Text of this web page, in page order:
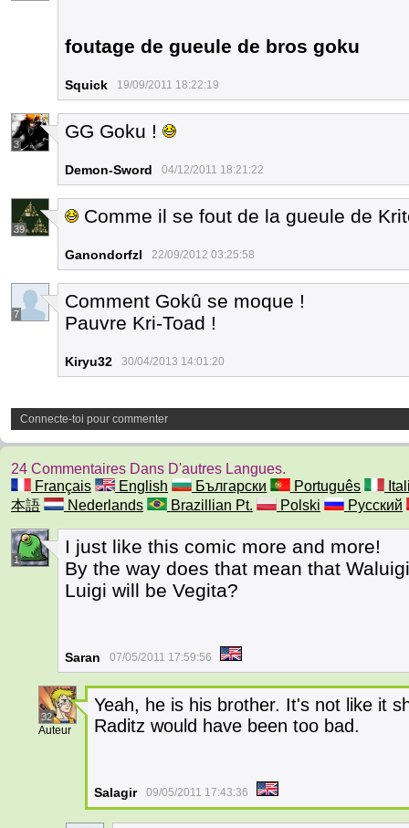
foutage de gueule de bros goku
Squick 19/09/2011 18:22:19
3
GG Goku !
Demon-Sword 04/12/2011 18:21:22
39
Comme il se fout de la gueule de
Ganondorfzl 22/09/2012 03:25:58
7
Comment Gokû se moque !
Pauvre Kri-Toad !
Kiryu32 30/04/2013 14:01:20
Connecte-toi pour commenter
24 Commentaires Dans D'autres Langues.
Français
English Български Português
本語
Nederlands Brazillian Pt. Polski Русский
1
I just like this comic more and more!
By the way does that mean that
Luigi will be Vegita?
Saran 07/05/2011 17:59:56
32
Auteur
Yeah, he is his brother. It's not like it
Raditz would have been too bad.
Salagir 09/05/2011 17:43:36